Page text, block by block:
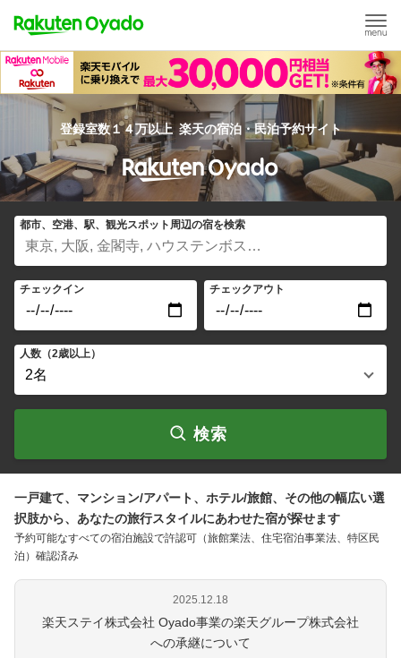
登録室数１４万以上 楽天の宿泊・民泊予約サイト
都市、空港、駅、観光スポット周辺の宿を検索
チェックイン チェックアウト
人数（2歳以上）
検索
一戸建て、マンション/アパート、ホテル/旅館、その他の幅広い選
択肢から、あなたの旅行スタイルにあわせた宿が探せます
予約可能なすべての宿泊施設で許認可（旅館業法、住宅宿泊事業法、特区民
泊）確認済み
2025.12.18
楽天ステイ株式会社 Oyado事業の楽天グループ株式会社
への承継について